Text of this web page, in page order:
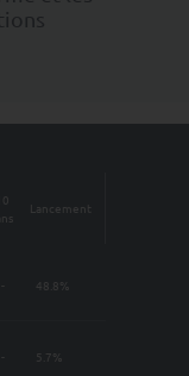
Lancement
- 48.8%
- 5.7%